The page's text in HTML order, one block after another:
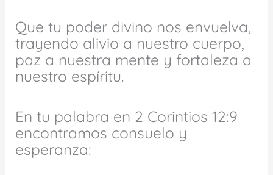
Que tu poder divino nos envuelva,
trayendo alivio a nuestro cuerpo,
paz a nuestra mente y fortaleza a
nuestro espíritu.
En tu palabra en 2 Corintios 12:9
encontramos consuelo y
esperanza: